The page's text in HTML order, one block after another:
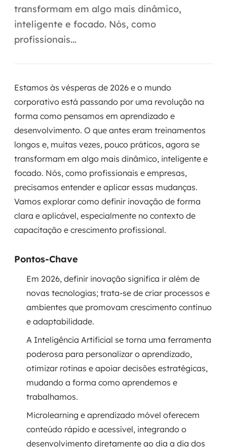
Transformar dados em decisão
Data Analytics
Business Intelligence
Data Lakes & Warehouses
Governança de dados
Modernização de aplicações
Desenvolvimento web e mobile
Modernização tecnológica
Transformação digital
UX / UI design
Sustentar operações com eficiência
Sustentação de aplicações
Monitoramento 24x7
Suporte a banco de dados
transformam em algo mais dinâmico,
inteligente e focado. Nós, como
profissionais...
Estamos às vésperas de 2026 e o mundo
corporativo está passando por uma revolução na
forma como pensamos em aprendizado e
desenvolvimento. O que antes eram treinamentos
longos e, muitas vezes, pouco práticos, agora se
transformam em algo mais dinâmico, inteligente e
focado. Nós, como profissionais e empresas,
precisamos entender e aplicar essas mudanças.
Vamos explorar como definir inovação de forma
clara e aplicável, especialmente no contexto de
capacitação e crescimento profissional.
Pontos-Chave
Em 2026, definir inovação significa ir além de
novas tecnologias; trata-se de criar processos e
ambientes que promovam crescimento contínuo
e adaptabilidade.
A Inteligência Artificial se torna uma ferramenta
poderosa para personalizar o aprendizado,
otimizar rotinas e apoiar decisões estratégicas,
mudando a forma como aprendemos e
trabalhamos.
Microlearning e aprendizado móvel oferecem
conteúdo rápido e acessível, integrando o
desenvolvimento diretamente ao dia a dia dos